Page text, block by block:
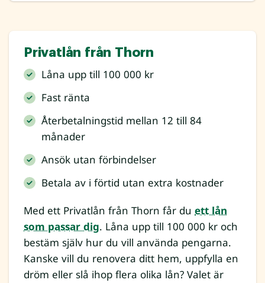
Privatlån från Thorn
Låna upp till 100 000 kr
Fast ränta
Återbetalningstid mellan 12 till 84
månader
Ansök utan förbindelser
Betala av i förtid utan extra kostnader
Med ett Privatlån från Thorn får du ett lån
som passar dig. Låna upp till 100 000 kr och
bestäm själv hur du vill använda pengarna.
Kanske vill du renovera ditt hem, uppfylla en
dröm eller slå ihop flera olika lån? Valet är